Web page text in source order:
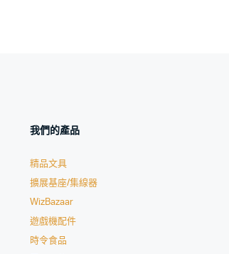
我們的產品
精品文具
擴展基座/集線器
WizBazaar
遊戲機配件
時令食品